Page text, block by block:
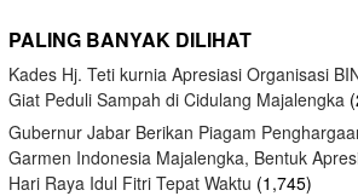
PALING BANYAK DILIHAT
Kades Hj. Teti kurnia Apresiasi Organisasi
Giat Peduli Sampah di Cidulang Majalengka
Gubernur Jabar Berikan Piagam
Garmen Indonesia Majalengka, Bentuk
Hari Raya Idul Fitri Tepat Waktu (1,745)